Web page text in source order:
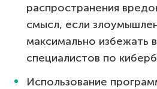
распространения
смысл, если
максимально избежать
специалистов по
Использование